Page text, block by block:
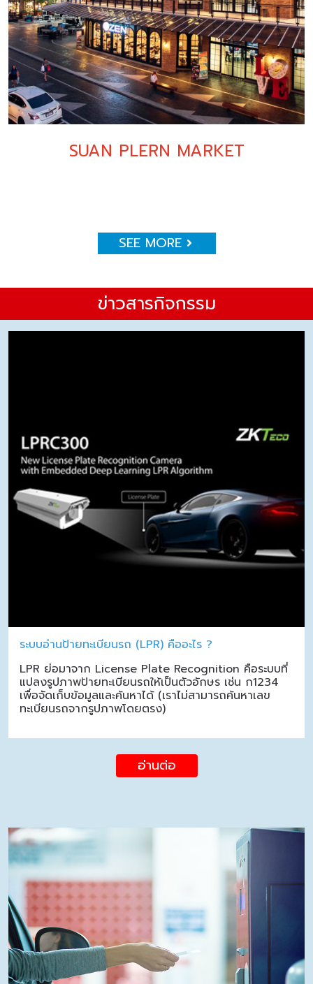
SUAN PLERN MARKET
SEE MORE
ข่าวสารกิจกรรม
ระบบอ่านป้ายทะเบียนรถ (LPR) คืออะไร ?
LPR ย่อมาจาก License Plate Recognition คือระบบที่
แปลงรูปภาพป้ายทะเบียนรถให้เป็นตัวอักษร เช่น ก1234
เพื่อจัดเก็บข้อมูลและค้นหาได้ (เราไม่สามารถค้นหาเลข
ทะเบียนรถจากรูปภาพโดยตรง)
อ่านต่อ